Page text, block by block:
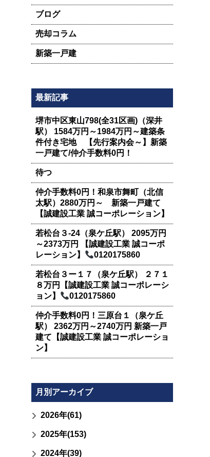
ブログ
売却コラム
新築一戸建
最新記事
堺市中区東山798(全31区画)（深井
駅） 1584万円～1984万円～建築条
件付き宅地 【先行案内会～】新築
一戸建て/仲介手数料0円！
待つ
仲介手数料0円！和泉市舞町（北信
太駅）2880万円～ 新築一戸建て
【誠建設工業 誠コーポレーション】
若松台３-24（泉ケ丘駅） 2095万円
～2373万円 【誠建設工業 誠コーポ
レーション】
0120175860
若松台３ー１７（泉ケ丘駅） ２７１
８万円【誠建設工業 誠コーポレーシ
ョン】
0120175860
仲介手数料0円！三原台１（泉ケ丘
駅） 2362万円～2740万円 新築一戸
建て【誠建設工業 誠コーポレーショ
ン】
月別アーカイブ
2026年(61)
2025年(153)
2024年(39)